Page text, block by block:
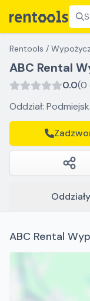
Rentools /
ABC Rental
0.0(0
Oddział:
Oddziały
ABC Rental